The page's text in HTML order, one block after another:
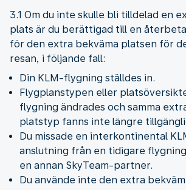
3.1 Om du inte skulle bli tilldelad en
plats är du berättigad till en
för den extra bekväma platsen för
resan, i följande fall:
Din KLM-flygning ställdes in.
Flygplanstypen eller
flygning ändrades och samma
platstyp fanns inte längre
Du missade en interkontinental
anslutning från en tidigare
en annan SkyTeam-partner.
Du använde inte den extra